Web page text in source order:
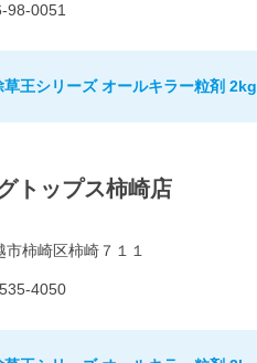
98-0051
草王シリーズ オールキラー粒剤 2kg
トップス柿崎店
市柿崎区柿崎７１１
4050